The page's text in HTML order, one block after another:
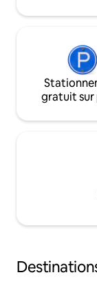
gratuit sur